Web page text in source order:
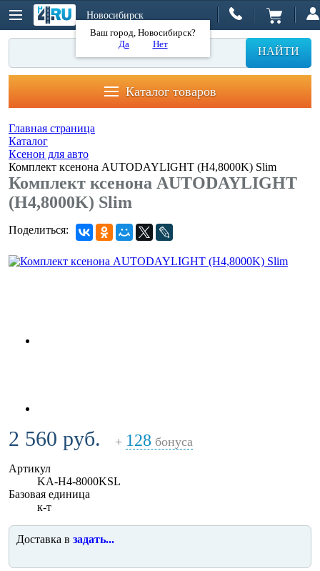
Новосибирск
Ваш город, Новосибирск?
Да
Нет
НАЙТИ
Каталог товаров
Главная страница
Каталог
Ксенон для авто
Комплект ксенона AUTODAYLIGHT (H4,8000K) Slim
Комплект ксенона AUTODAYLIGHT
(H4,8000K) Slim
Поделиться:
2 560 руб. + 128 бонуса
Артикул
KA-H4-8000KSL
Базовая единица
к-т
Доставка в задать...